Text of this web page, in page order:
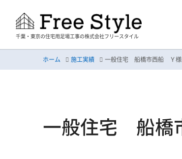
千葉・東京の住宅用足場工事の株式会社フリースタイル
ホーム 施工実績 一般住宅 船橋市西船 Ｙ様
一般住宅 船橋